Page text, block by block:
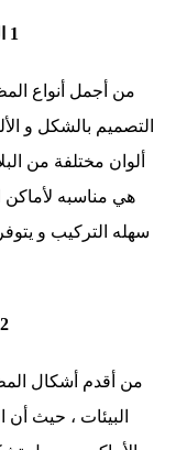
1 المظلات البلاستيكية
من أجمل أنواع
التصميم بالشكل و
ألوان مختلفة من
هي مناسبه
سهله التركيب و
2 المظلات الخشبية
من أقدم أشكال
البيئات ، حيث